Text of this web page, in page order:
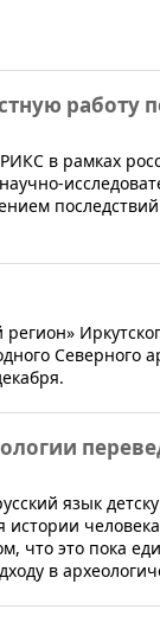
работу
в рамках
Северного
язык
истории
что это пока
в